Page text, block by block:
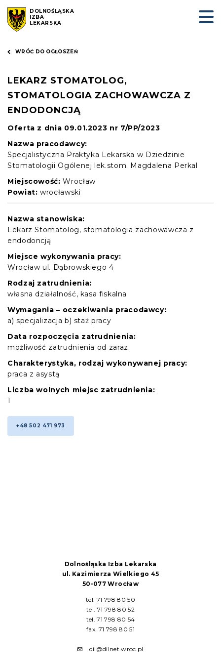
DOLNOŚLĄSKA
IZBA
LEKARSKA
WRÓĆ DO OGŁOSZEŃ
LEKARZ STOMATOLOG,
STOMATOLOGIA ZACHOWAWCZA Z
ENDODONCJĄ
Oferta z dnia 09.01.2023 nr 7/PP/2023
Nazwa pracodawcy:
Specjalistyczna Praktyka Lekarska w Dziedzinie
Stomatologii Ogólenej lek.stom. Magdalena Perkal
Miejscowość: Wrocław
Powiat: wrocławski
Nazwa stanowiska:
Lekarz Stomatolog, stomatologia zachowawcza z
endodoncją
Miejsce wykonywania pracy:
Wrocław ul. Dąbrowskiego 4
Rodzaj zatrudnienia:
własna działalność, kasa fiskalna
Wymagania – oczekiwania pracodawcy:
a) specjalizacja b) staż pracy
Data rozpoczęcia zatrudnienia:
możliwość zatrudnienia od zaraz
Charakterystyka, rodzaj wykonywanej pracy:
praca z asystą
Liczba wolnych miejsc zatrudnienia:
1
+48 502 471 973
Dolnośląska Izba Lekarska
ul. Kazimierza Wielkiego 45
50-077 Wrocław
tel. 71 798 80 50
tel. 71 798 80 52
tel. 71 798 80 54
fax. 71 798 80 51
dil@dilnet.wroc.pl